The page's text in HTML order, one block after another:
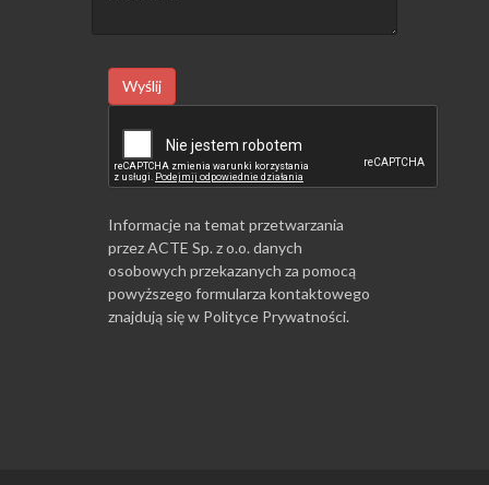
Wyślij
Informacje na temat przetwarzania
przez ACTE Sp. z o.o. danych
osobowych przekazanych za pomocą
powyższego formularza kontaktowego
znajdują się w Polityce Prywatności.